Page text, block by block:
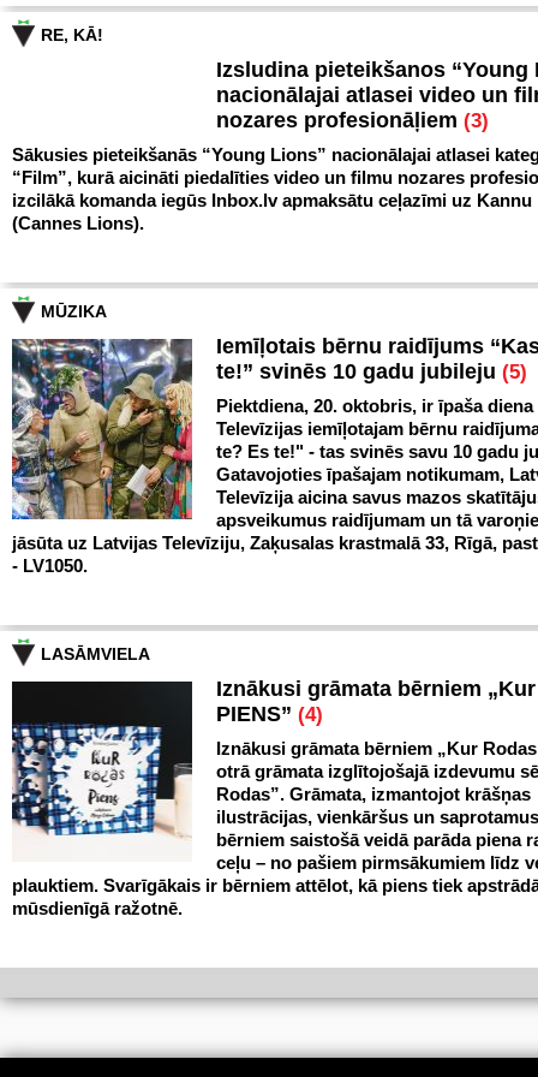
RE, KĀ!
Izsludina pieteikšanos “Young
nacionālajai atlasei video un
nozares profesionāļiem (3)
Sākusies pieteikšanās “Young Lions” nacionālajai atlasei
“Film”, kurā aicināti piedalīties video un filmu nozares
izcilākā komanda iegūs Inbox.lv apmaksātu ceļazīmi uz Kannu
(Cannes Lions).
MŪZIKA
Iemīļotais bērnu raidījums
te!” svinēs 10 gadu jubileju (5)
Piektdiena, 20. oktobris, ir īpaša
Televīzijas iemīļotajam bērnu
te? Es te!" - tas svinēs savu 10 gadu
Gatavojoties īpašajam notikumam,
Televīzija aicina savus mazos
apsveikumus raidījumam un tā
jāsūta uz Latvijas Televīziju, Zaķusalas krastmalā 33, Rīgā,
- LV1050.
LASĀMVIELA
Iznākusi grāmata bērniem
PIENS” (4)
Iznākusi grāmata bērniem „Kur
otrā grāmata izglītojošajā izdevumu
Rodas”. Grāmata, izmantojot krāšņas
ilustrācijas, vienkāršus un
bērniem saistošā veidā parāda piena
ceļu – no pašiem pirmsākumiem līdz
plauktiem. Svarīgākais ir bērniem attēlot, kā piens tiek
mūsdienīgā ražotnē.